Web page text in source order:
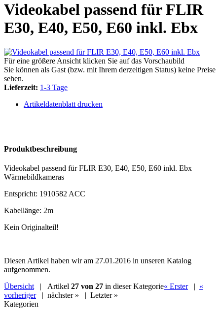
Videokabel passend für FLIR
E30, E40, E50, E60 inkl. Ebx
Für eine größere Ansicht klicken Sie auf das Vorschaubild
Sie können als Gast (bzw. mit Ihrem derzeitigen Status) keine Preise
sehen.
Lieferzeit: 1-3 Tage
Artikeldatenblatt drucken
Produktbeschreibung
Videokabel passend für FLIR E30, E40, E50, E60 inkl. Ebx
Wärmebildkameras
Entspricht: 1910582 ACC
Kabellänge: 2m
Kein Originalteil!
Diesen Artikel haben wir am 27.01.2016 in unseren Katalog
aufgenommen.
Übersicht| Artikel 27 von 27 in dieser Kategorie« Erster| «
vorheriger| nächster » | Letzter »
Kategorien